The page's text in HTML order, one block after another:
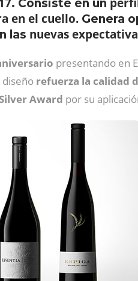
. Consiste en un
en el cuello. Genera
las nuevas
presentando en
diseño refuerza la calidad
Award por su